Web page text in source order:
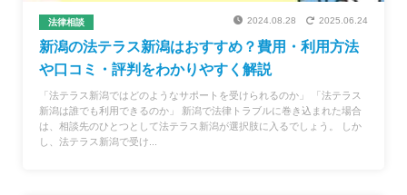
法律相談 2024.08.28 2025.06.24
新潟の法テラス新潟はおすすめ？費用・利用方法
や口コミ・評判をわかりやすく解説
「法テラス新潟ではどのようなサポートを受けられるのか」 「法テラス
新潟は誰でも利用できるのか」 新潟で法律トラブルに巻き込まれた場合
は、相談先のひとつとして法テラス新潟が選択肢に入るでしょう。 しか
し、法テラス新潟で受け...